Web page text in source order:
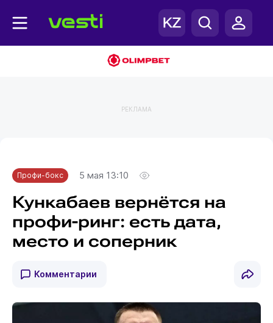
РЕКЛАМА
Профи-бокс 5 мая 13:10
Кункабаев вернётся на
профи-ринг: есть дата,
место и соперник
Комментарии